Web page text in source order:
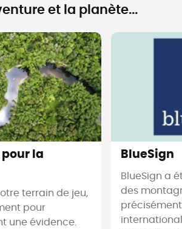
et la planète...
pour la
terrain de jeu,
pour
une évidence.
BlueSign
BlueSign a
des